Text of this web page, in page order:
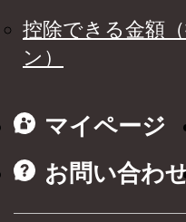
控除できる金額
ン）
マイページ
お問い合わ